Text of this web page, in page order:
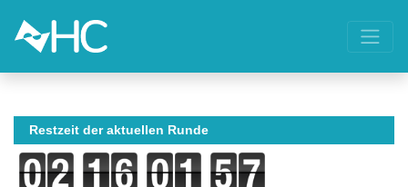
Restzeit der aktuellen Runde